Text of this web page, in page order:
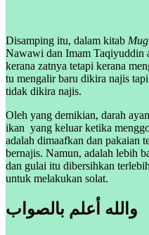
Disamping itu, dalam kitab
Nawawi dan Imam Taqiyuddin
kerana zatnya tetapi kerana
tu mengalir baru dikira najis
tidak dikira najis.
Oleh yang demikian, darah
ikan yang keluar ketika
adalah dimaafkan dan pakaian
bernajis. Namun, adalah lebih
dan gulai itu dibersihkan
untuk melakukan solat.
والله أعلم بالصواب